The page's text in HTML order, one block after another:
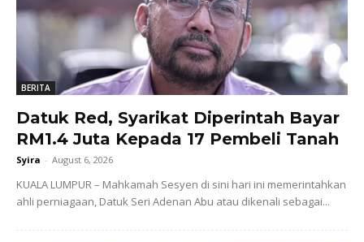
BERITA
Datuk Red, Syarikat Diperintah Bayar
RM1.4 Juta Kepada 17 Pembeli Tanah
Syira - August 6, 2026
KUALA LUMPUR – Mahkamah Sesyen di sini hari ini memerintahkan
ahli perniagaan, Datuk Seri Adenan Abu atau dikenali sebagai...